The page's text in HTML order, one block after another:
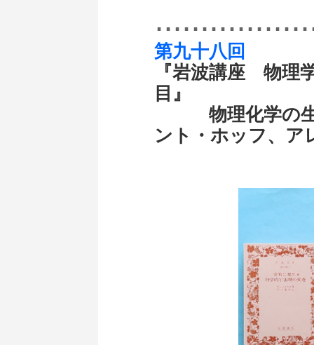
････････････････
第九十八回
『岩波講座 物理
目』
物理化学の生
ント・ホッフ